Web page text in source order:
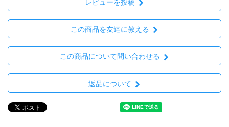
レビューを投稿
この商品を友達に教える
この商品について問い合わせる
返品について